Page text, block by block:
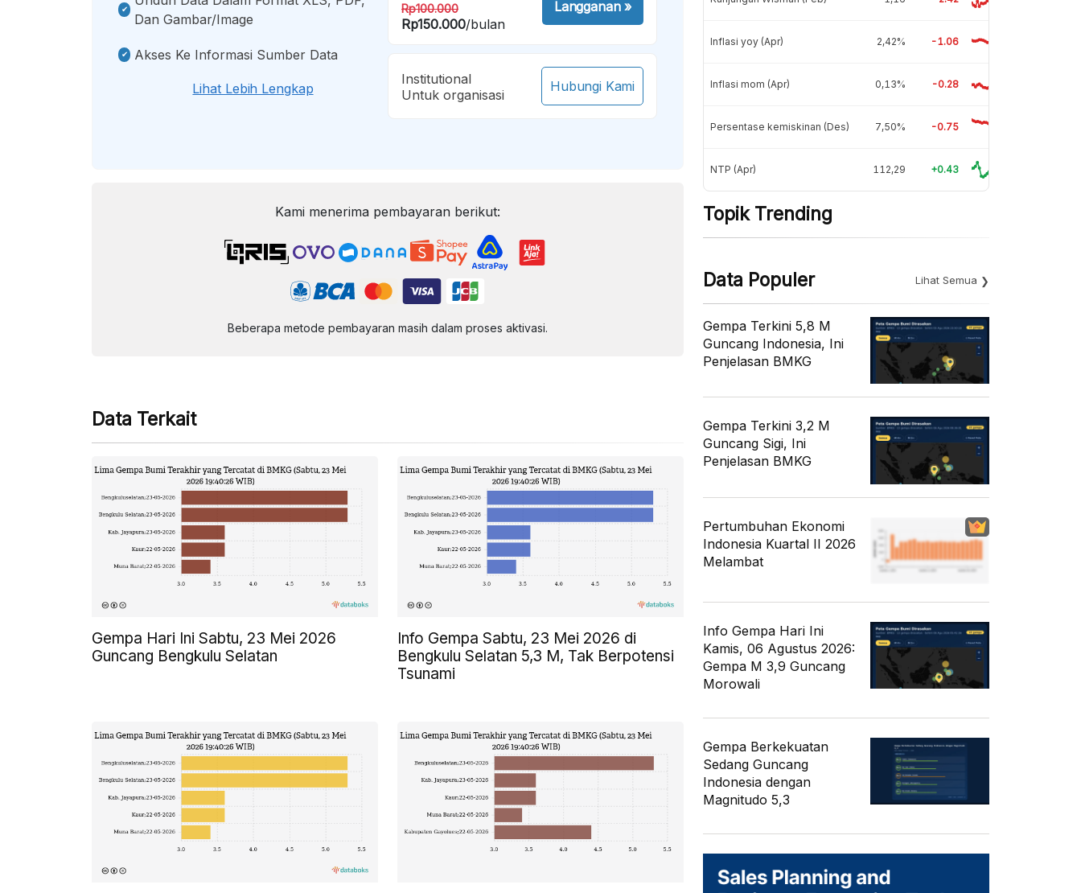
Dan Gambar/image
Akses Ke Informasi Sumber Data
Lihat Lebih Lengkap
Rp100.000
Rp150.000/bulan
Langganan»
Institutional
Untuk organisasi
Hubungi Kami
Kami menerima pembayaran berikut:
Beberapa metode pembayaran masih dalam proses aktivasi.
Data Terkait
Gempa Hari Ini Sabtu, 23 Mei 2026
Guncang Bengkulu Selatan
Info Gempa Sabtu, 23 Mei 2026 di
Bengkulu Selatan 5,3 M, Tak Berpotensi
Tsunami
Inflasi yoy (Apr) 2,42% -1.06
Inflasi mom (Apr) 0,13% -0.28
Persentase kemiskinan (Des) 7,50% -0.75
NTP (Apr) 112,29 +0.43
Topik Trending
Data Populer Lihat Semua
Gempa Terkini 5,8 M
Guncang Indonesia, Ini
Penjelasan BMKG
Gempa Terkini 3,2 M
Guncang Sigi, Ini
Penjelasan BMKG
Pertumbuhan Ekonomi
Indonesia Kuartal II 2026
Melambat
Info Gempa Hari Ini
Kamis, 06 Agustus 2026:
Gempa M 3,9 Guncang
Morowali
Gempa Berkekuatan
Sedang Guncang
Indonesia dengan
Magnitudo 5,3